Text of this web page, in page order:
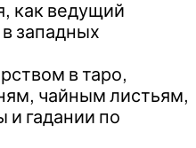
как ведущий
западных
в таро,
чайным листьям,
и гадании по